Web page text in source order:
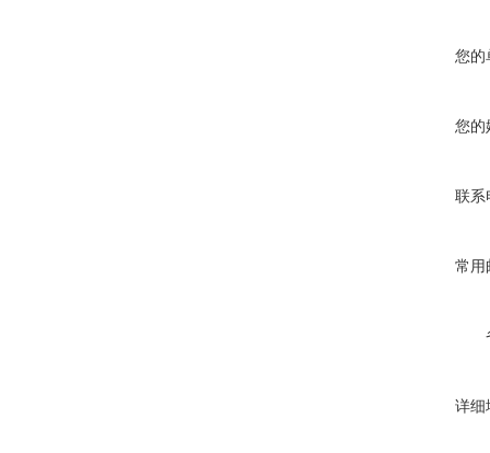
您的
您的
联系
常用
详细